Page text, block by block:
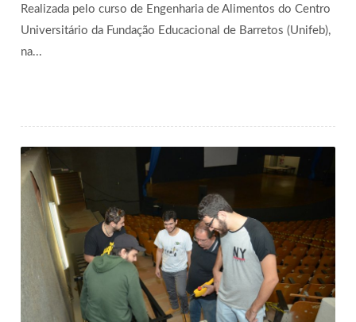
Realizada pelo curso de Engenharia de Alimentos do Centro
Universitário da Fundação Educacional de Barretos (Unifeb),
na...